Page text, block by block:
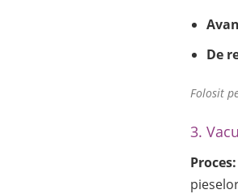
De
Folosit
3.
Proces: